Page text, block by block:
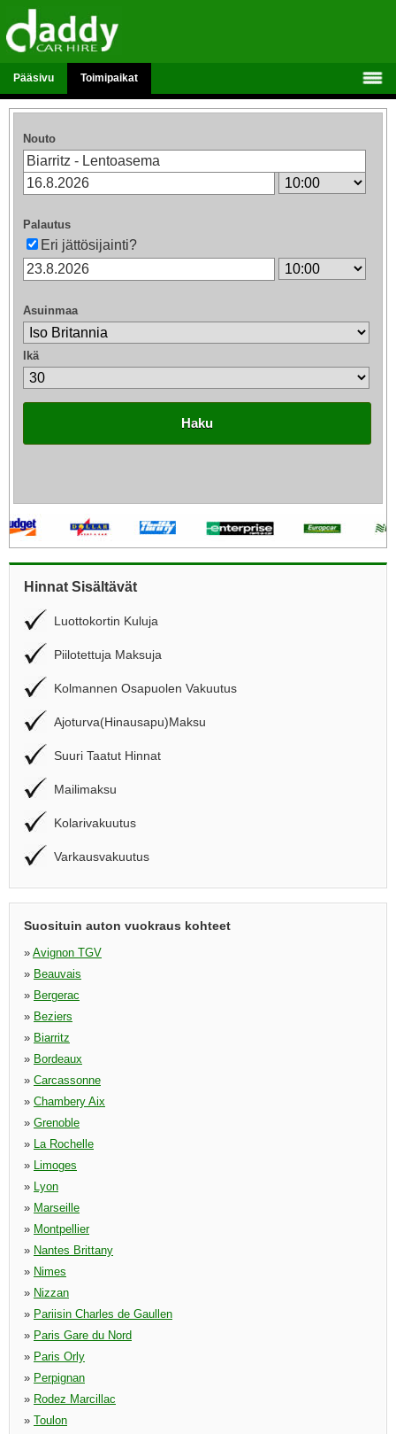
Pääsivu Toimipaikat
Nouto
Palautus
Eri jättösijainti?
Asuinmaa
Ikä
Haku
Hinnat Sisältävät
Luottokortin Kuluja
Piilotettuja Maksuja
Kolmannen Osapuolen Vakuutus
Ajoturva(Hinausapu)Maksu
Suuri Taatut Hinnat
Mailimaksu
Kolarivakuutus
Varkausvakuutus
Suosituin auton vuokraus kohteet
» Avignon TGV
» Beauvais
» Bergerac
» Beziers
» Biarritz
» Bordeaux
» Carcassonne
» Chambery Aix
» Grenoble
» La Rochelle
» Limoges
» Lyon
» Marseille
» Montpellier
» Nantes Brittany
» Nimes
» Nizzan
» Pariisin Charles de Gaullen
» Paris Gare du Nord
» Paris Orly
» Perpignan
» Rodez Marcillac
» Toulon